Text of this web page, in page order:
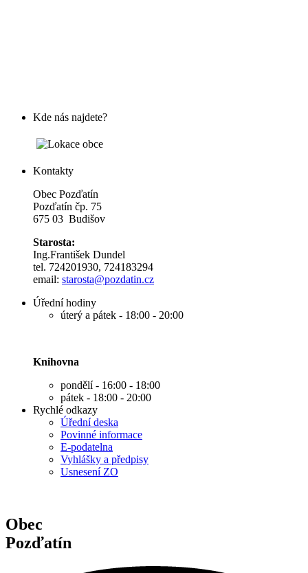
Kde nás najdete?
Kontakty
Obec Pozďatín
Pozďatín čp. 75
675 03 Budišov
Starosta:
Ing.František Dundel
tel. 724201930, 724183294
email: starosta@pozdatin.cz
Úřední hodiny
úterý a pátek - 18:00 - 20:00
Knihovna
pondělí - 16:00 - 18:00
pátek - 18:00 - 20:00
Rychlé odkazy
Úřední deska
Povinné informace
E-podatelna
Vyhlášky a předpisy
Usnesení ZO
Obec
Pozďatín